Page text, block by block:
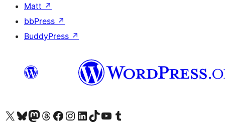
Matt ↗
bbPress ↗
BuddyPress ↗
Besøk vår konto på X Visit our Bluesky account
Besøk vår Mastodon-konto
Visit our Threads account
Besøk vår Facebook-sideBesøk vår Instagram-konto
Besøk vår LinkedIn-konto
Visit our TikTok account
Visit our YouTube channel
Visit our Tumblr account